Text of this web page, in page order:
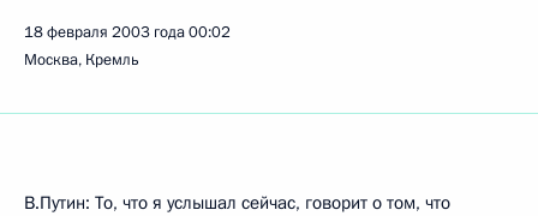
18 февраля 2003 года00:02
Москва, Кремль
В.Путин: То, что я услышал сейчас, говорит о том, что